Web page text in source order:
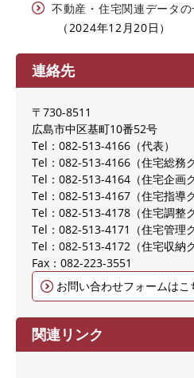
不動産・住宅関連データ
2024年12月20日
連絡先
〒730-8511
広島市中区基町10番52号
Tel：082-513-4166
代表
Tel：082-513-4166
住宅総務
Tel：082-513-4164
住宅企画
Tel：082-513-4167
住宅指導
Tel：082-513-4178
住宅調整
Tel：082-513-4171
住宅管理
Tel：082-513-4172
住宅収納
Fax：082-223-3551
お問い合わせフォームはこ
関連リンク